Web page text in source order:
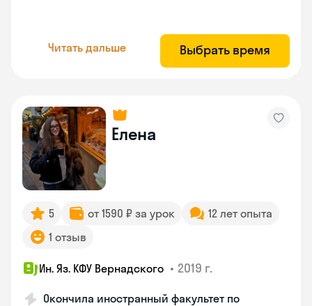
Читать дальше Выбрать время
Елена
5 от 1590 ₽ за урок
12 лет опыта
1 отзыв
Ин. Яз. КФУ Вернадского • 2019 г.
Окончила иностранный факультет по